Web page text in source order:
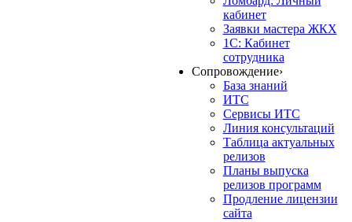
кабинет
Заявки мастера ЖКХ
1С: Кабинет
сотрудника
Сопровождение›
База знаний
ИТС
Сервисы ИТС
Линия консультаций
Таблица актуальных
релизов
Планы выпуска
релизов программ
Продление лицензии
сайта